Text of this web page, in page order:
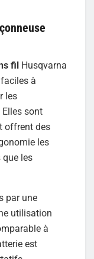
fil Husqvarna
à
les
sont
offrent des
les
que les
par une
utilisation
à
est